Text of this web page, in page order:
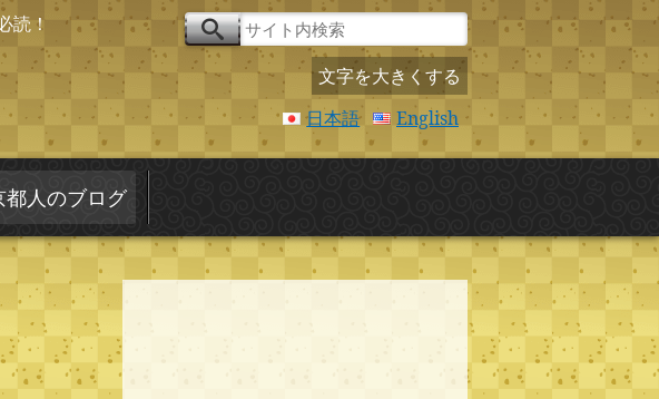
読！
文字を大きくする
日本語
English
都人のブログ